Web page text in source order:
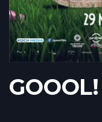
GOOOL!